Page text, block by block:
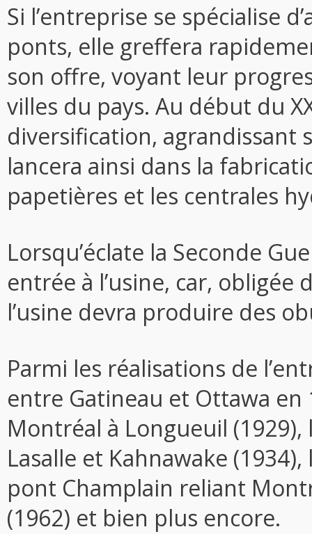
Si l’entreprise se spécialise
ponts, elle greffera
son offre, voyant leur
villes du pays. Au début du
diversification, agrandissant
lancera ainsi dans la
papetières et les centrales
Lorsqu’éclate la Seconde
entrée à l’usine, car,
l’usine devra produire des
Parmi les réalisations de
entre Gatineau et Ottawa en
Montréal à Longueuil
Lasalle et Kahnawake (1934),
pont Champlain reliant
(1962) et bien plus encore.